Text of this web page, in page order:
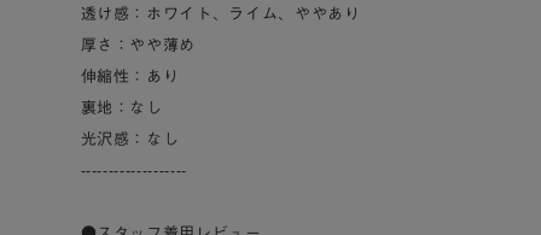
透け感：ホワイト、ライム、ややあり
厚さ：やや薄め
伸縮性：あり
裏地：なし
光沢感：なし
-------------------